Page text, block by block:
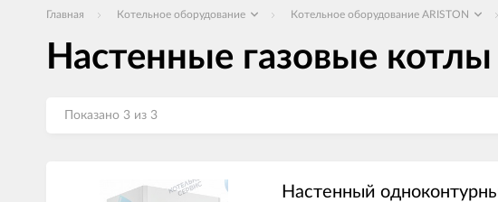
Главная Котельное оборудование Котельное оборудование ARISTON
Настенные газовые котлы
Показано 3 из 3
Настенный